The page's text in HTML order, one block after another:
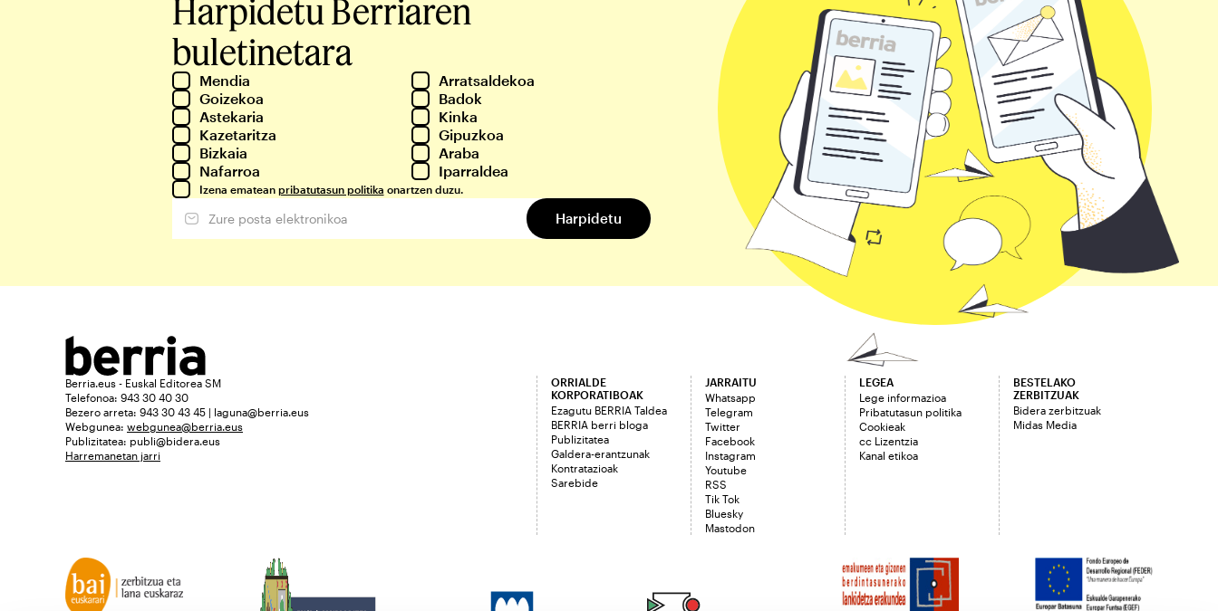
Harpidetu Berriaren
buletinetara
Mendia
Arratsaldekoa
Goizekoa
Badok
Astekaria
Kinka
Kazetaritza
Gipuzkoa
Bizkaia
Araba
Nafarroa
Iparraldea
Izena ematean pribatutasun politika onartzen duzu.
Berria.eus - Euskal Editorea SM
Telefonoa: 943 30 40 30
Bezero arreta: 943 30 43 45 | laguna@berria.eus
Webgunea: webgunea@berria.eus
Publizitatea: publi@bidera.eus
Harremanetan jarri
ORRIALDE
KORPORATIBOAK
Ezagutu BERRIA Taldea
BERRIA berri bloga
Publizitatea
Galdera-erantzunak
Kontratazioak
Sarebide
JARRAITU
Whatsapp
Telegram
Twitter
Facebook
Instagram
Youtube
RSS
Tik Tok
Bluesky
Mastodon
LEGEA
Lege informazioa
Pribatutasun politika
Cookieak
cc Lizentzia
Kanal etikoa
BESTELAKO
ZERBITZUAK
Bidera zerbitzuak
Midas Media